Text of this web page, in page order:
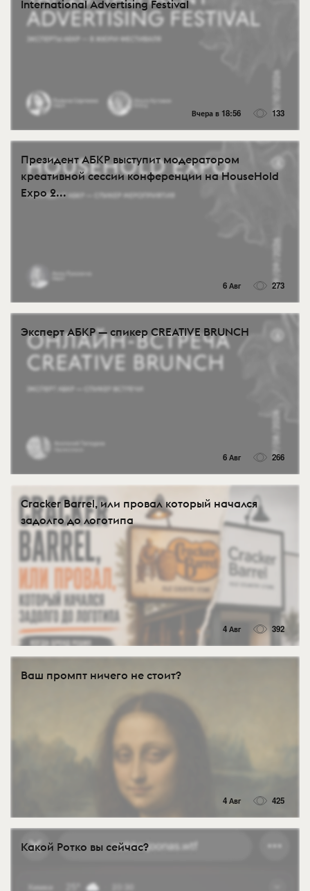
International Advertising Festival
Вчера в 18:56 133
Президент АБКР выступит модератором
креативной сессии конференции на HouseHold
Expo 2...
6 Авг 273
Эксперт АБКР — спикер CREATIVE BRUNCH
6 Авг 266
Cracker Barrel, или провал который начался
задолго до логотипа
4 Авг 392
Ваш промпт ничего не стоит?
4 Авг 425
Какой Ротко вы сейчас?